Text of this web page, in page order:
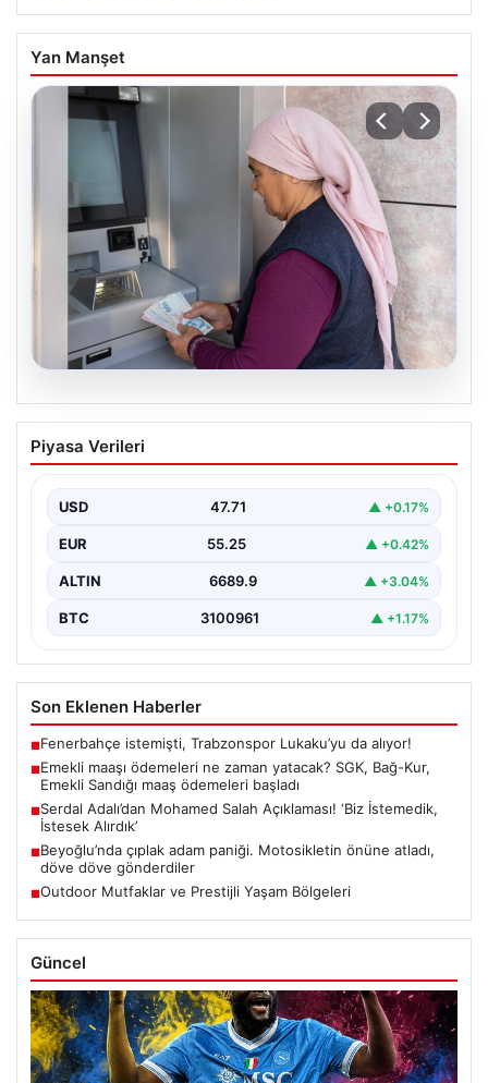
Yan Manşet
06.08.2026
Emekli maaşı ödemeleri ne zaman
yatacak? SGK, Bağ-Kur, Emekli Sandığı
Piyasa Verileri
USD 47.71 ▲ +0.17%
EUR 55.25 ▲ +0.42%
ALTIN 6689.9 ▲ +3.04%
BTC 3100961 ▲ +1.17%
Son Eklenen Haberler
■Fenerbahçe istemişti, Trabzonspor Lukaku’yu da alıyor!
■Emekli maaşı ödemeleri ne zaman yatacak? SGK, Bağ-Kur,
Emekli Sandığı maaş ödemeleri başladı
■Serdal Adalı’dan Mohamed Salah Açıklaması! ‘Biz İstemedik,
İstesek Alırdık’
■Beyoğlu’nda çıplak adam paniği. Motosikletin önüne atladı,
döve döve gönderdiler
■Outdoor Mutfaklar ve Prestijli Yaşam Bölgeleri
Güncel